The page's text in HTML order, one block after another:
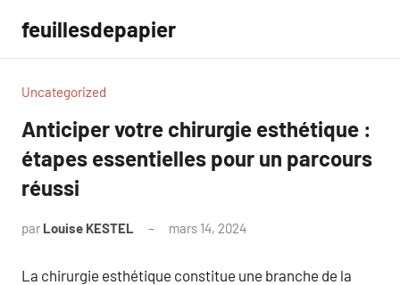
contenu
feuillesdepapier
Uncategorized
Anticiper votre chirurgie esthétique :
étapes essentielles pour un parcours
réussi
par Louise KESTEL mars 14, 2024
La chirurgie esthétique constitue une branche de la